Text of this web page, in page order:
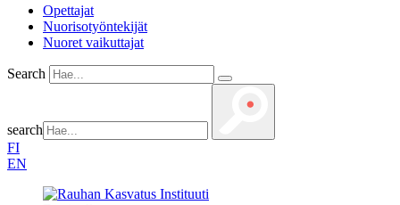
Opettajat
Nuorisotyöntekijät
Nuoret vaikuttajat
Search
search
FI
EN